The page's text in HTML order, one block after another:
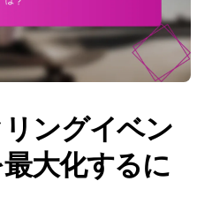
ングイベン
大化するに